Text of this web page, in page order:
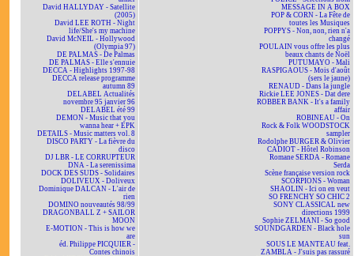
David HALLYDAY - Satellite
(2005)
David LEE ROTH - Night
life/She's my machine
David McNEIL - Hollywood
(Olympia 97)
DE PALMAS - De Palmas
DE PALMAS - Elle s'ennuie
DECCA - Highlights 1997-98
DECCA release programme
autumn 89
DELABEL Actualités
novembre 95 janvier 96
DELABEL été 99
DEMON - Music that you
wanna hear + EPK
DETAILS - Music matters vol. 8
DISCO PARTY - La fièvre du
disco
DJ LBR - LE CORRUPTEUR
DNA - La serenissima
DOCK DES SUDS - Solidaires
DOLIVEUX - Doliveux
Dominique DALCAN - L'air de
rien
DOMINO nouveautés 98/99
DRAGONBALL Z + SAILOR
MOON
E-MOTION - This is how we
are
éd. Philippe PICQUIER -
Contes chinois
MESSAGE IN A BOX
POP & CORN - La Fête de
toutes les Musiques
POPPYS - Non, non, rien n'a
changé
POULAIN vous offre les plus
beaux chants de Noël
PUTUMAYO - Mali
RASPIGAOUS - Mois d'août
(sers le jaune)
RENAUD - Dans la jungle
Rickie LEE JONES - Dat dere
ROBBER BANK - It's a family
affair
ROBINEAU - On
Rock & Folk WOODSTOCK
sampler
Rodolphe BURGER & Olivier
CADIOT - Hôtel Robinson
Romane SERDA - Romane
Serda
Scène française version rock
SCORPIONS - Woman
SHAOLIN - Ici on en veut
SO FRENCHY SO CHIC 2
SONY CLASSICAL new
directions 1999
Sophie ZELMANI - So good
SOUNDGARDEN - Black hole
sun
SOUS LE MANTEAU feat.
ZAMBLA - J'suis pas rassuré